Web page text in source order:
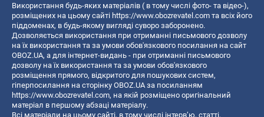
Використання будь-яких матеріалів ( в тому числі фото- та відео-),
розміщених на цьому сайті https://www.obozrevatel.com та всіх його
піддоменах, в будь-якому вигляді суворо заборонено.
Дозволяється використання при отриманні письмового дозволу
на їх використання та за умови обов'язкового посилання на сайт
OBOZ.UA, а для інтернет-видань - при отриманні письмового
дозволу на їх використання та за умови обов'язкового
розміщення прямого, відкритого для пошукових систем,
гіперпосилання на сторінку OBOZ.UA за посиланням
https://www.obozrevatel.com, на якій розміщено оригінальний
матеріал в першому абзаці матеріалу.
Всі матеріали на цьому сайті, в тому числі інтерв’ю, статті,